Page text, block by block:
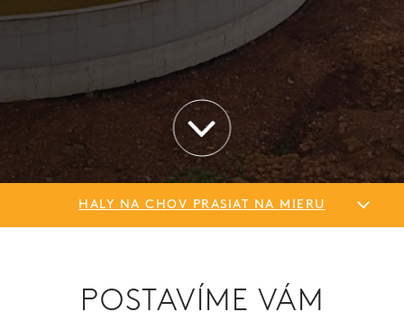
HALY NA CHOV PRASIAT NA MIERU
POSTAVÍME VÁM